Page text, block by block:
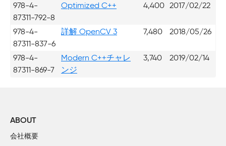
978-4-
87311-792-8
Optimized C++ 4,400 2017/02/22
978-4-
87311-837-6
詳解 OpenCV 3 7,480 2018/05/26
978-4-
87311-869-7
Modern C++チャレ
ンジ
3,740 2019/02/14
ABOUT
会社概要